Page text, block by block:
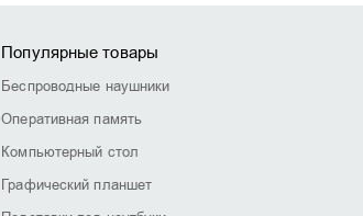
Популярные товары
Беспроводные наушники
Оперативная память
Компьютерный стол
Графический планшет